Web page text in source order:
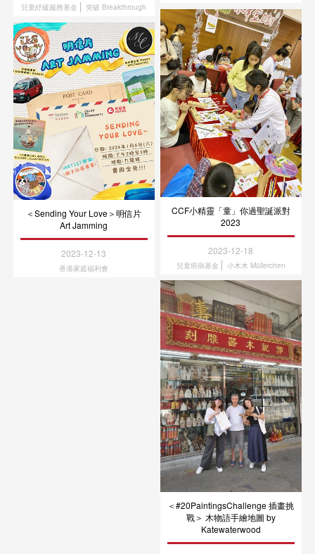
兒童紓緩服務基金 突破 Breakthrough
CCF小精靈「童」你過聖誕派對
2023
2023-12-18
兒童癌病基金 小木木 Müllerchen
＜Sending Your Love＞明信片
Art Jamming
2023-12-13
香港家庭福利會
＜#20PaintingsChallenge 插畫挑
戰＞ 木物語手繪地圖 by
Katewaterwood